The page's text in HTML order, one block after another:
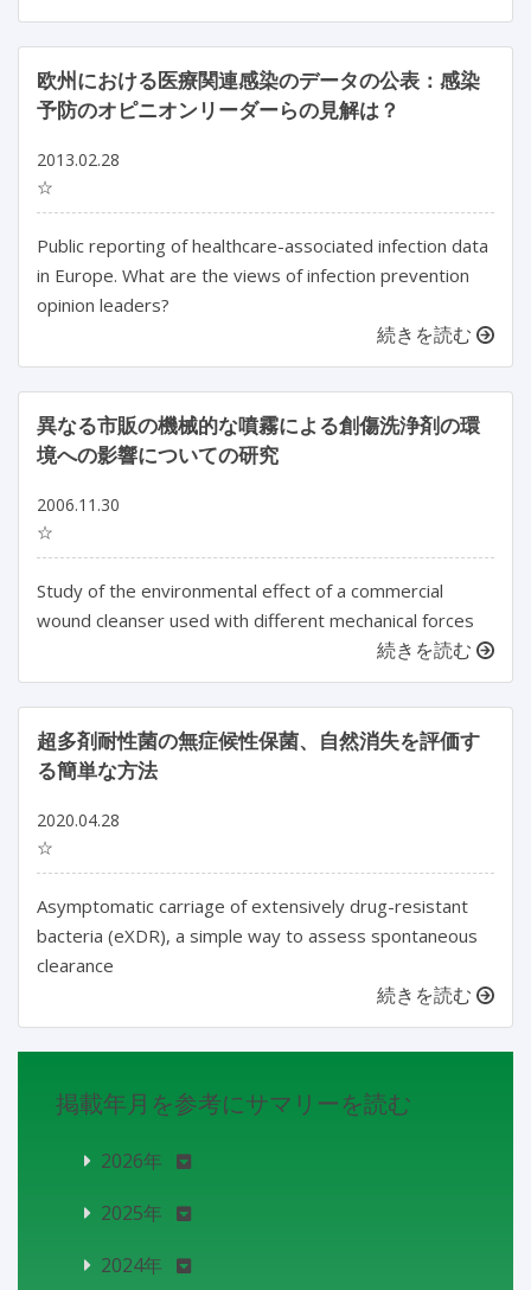
欧州における医療関連感染のデータの公表：感染
予防のオピニオンリーダーらの見解は？
2013.02.28
☆
Public reporting of healthcare-associated infection data
in Europe. What are the views of infection prevention
opinion leaders?
続きを読む
異なる市販の機械的な噴霧による創傷洗浄剤の環
境への影響についての研究
2006.11.30
☆
Study of the environmental effect of a commercial
wound cleanser used with different mechanical forces
続きを読む
超多剤耐性菌の無症候性保菌、自然消失を評価す
る簡単な方法
2020.04.28
☆
Asymptomatic carriage of extensively drug-resistant
bacteria (eXDR), a simple way to assess spontaneous
clearance
続きを読む
掲載年月を参考にサマリーを読む
2026年
2025年
2024年